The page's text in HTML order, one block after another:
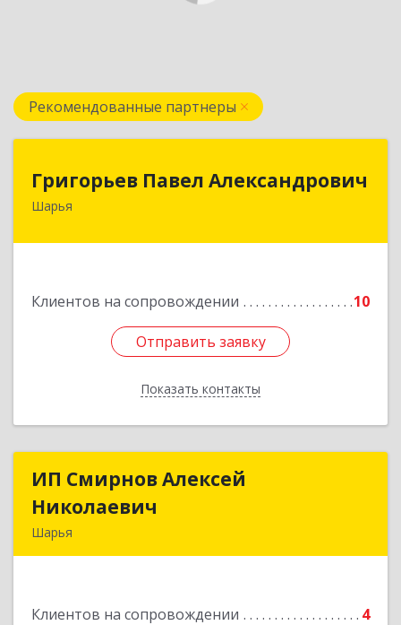
Рекомендованные партнеры
Григорьев Павел Александрович
Шарья
Клиентов на сопровождении 10
Отправить заявку
Показать контакты
157505, Костромская область, город Шарья,
Отправить заявку
Назад
ИП Смирнов Алексей
Николаевич
Шарья
Клиентов на сопровождении 4
ИП Смирнов Алексей